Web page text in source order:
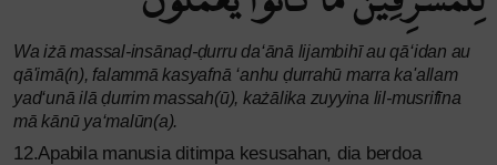
Wa iżā massal-insānaḍ-ḍurru da‘ānā lijambihī au qā‘idan au
qā'imā(n), falammā kasyafnā ‘anhu ḍurrahū marra ka'allam
yad‘unā ilā ḍurrim massah(ū), każālika zuyyina lil-musrifīna
mā kānū ya‘malūn(a).
12.Apabila manusia ditimpa kesusahan, dia berdoa